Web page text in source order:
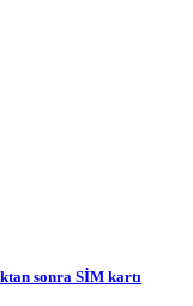
sonra SİM kartı